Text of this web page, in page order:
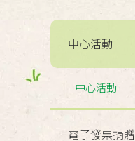
中心活動
中心活動
電子發票捐贈